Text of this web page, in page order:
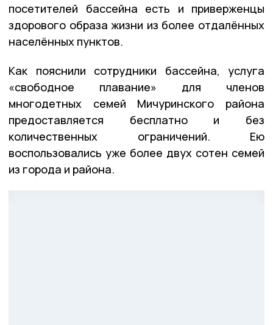
посетителей бассейна есть и приверженцы
здорового образа жизни из более отдалённых
населённых пунктов.
Как пояснили сотрудники бассейна, услуга
«свободное плавание» для членов
многодетных семей Мичуринского района
предоставляется бесплатно и без
количественных ограничений. Ею
воспользовались уже более двух сотен семей
из города и района.